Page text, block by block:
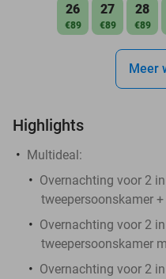
26
€89
27
€89
28
€89
Meer
Highlights
Multideal:
Overnachting voor 2
tweepersoonskamer
Overnachting voor 2
tweepersoonskamer
Overnachting voor 2